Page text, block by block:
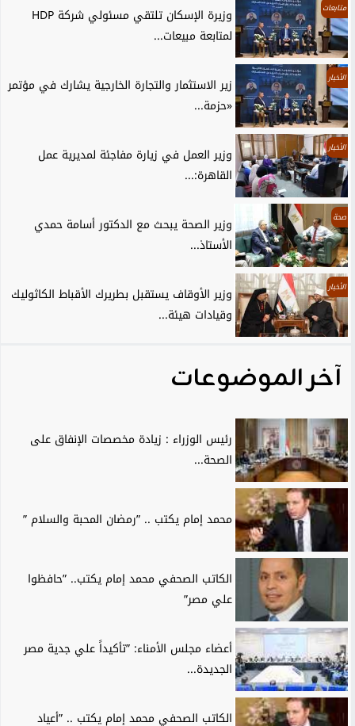
متابعات
وزيرة الإسكان تلتقي مسئولي شركة HDP
لمتابعة مبيعات...
الأخبار
زير الاستثمار والتجارة الخارجية يشارك في مؤتمر
«حزمة...
الأخبار
وزير العمل في زيارة مفاجئة لمديرية عمل
القاهرة:...
صحة
وزير الصحة يبحث مع الدكتور أسامة حمدي
الأستاذ...
الأخبار
وزير الأوقاف يستقبل بطريرك الأقباط الكاثوليك
وقيادات هيئة...
آخر الموضوعات
رئيس الوزراء : زيادة مخصصات الإنفاق على
الصحة...
محمد إمام يكتب .. ”رمضان المحبة والسلام ”
الكاتب الصحفي محمد إمام يكتب.. ”حافظوا
علي مصر”
أعضاء مجلس الأمناء: ”تأكيداً علي جدية مصر
الجديدة...
الكاتب الصحفي محمد إمام يكتب .. ”أعياد